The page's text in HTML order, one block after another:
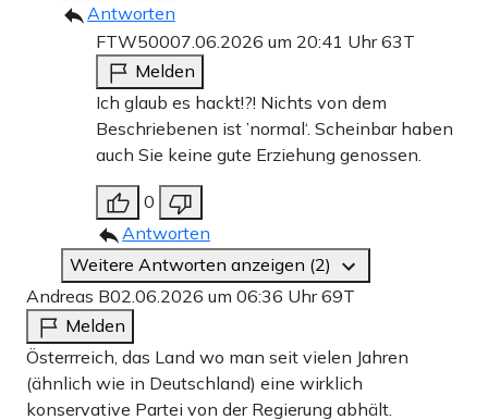
Antworten
FTW50007.06.2026 um 20:41 Uhr63T
Melden
Ich glaub es hackt!?! Nichts von dem
Beschriebenen ist ’normal‘. Scheinbar haben
auch Sie keine gute Erziehung genossen.
0
Antworten
Weitere Antworten anzeigen (2)
Andreas B02.06.2026 um 06:36 Uhr69T
Melden
Österrreich, das Land wo man seit vielen Jahren
(ähnlich wie in Deutschland) eine wirklich
konservative Partei von der Regierung abhält.